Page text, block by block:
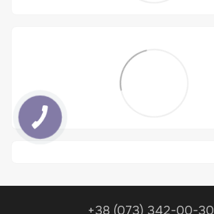
+38 (073) 342-00-30